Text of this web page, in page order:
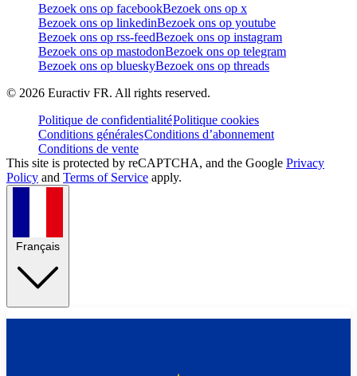
Bezoek ons op facebookBezoek ons op x
Bezoek ons op linkedinBezoek ons op youtube
Bezoek ons op rss-feedBezoek ons op instagram
Bezoek ons op mastodonBezoek ons op telegram
Bezoek ons op blueskyBezoek ons op threads
© 2026 Euractiv FR. All rights reserved.
Politique de confidentialitéPolitique cookies
Conditions généralesConditions d’abonnement
Conditions de vente
This site is protected by reCAPTCHA, and the Google Privacy
Policy and Terms of Service apply.
Français